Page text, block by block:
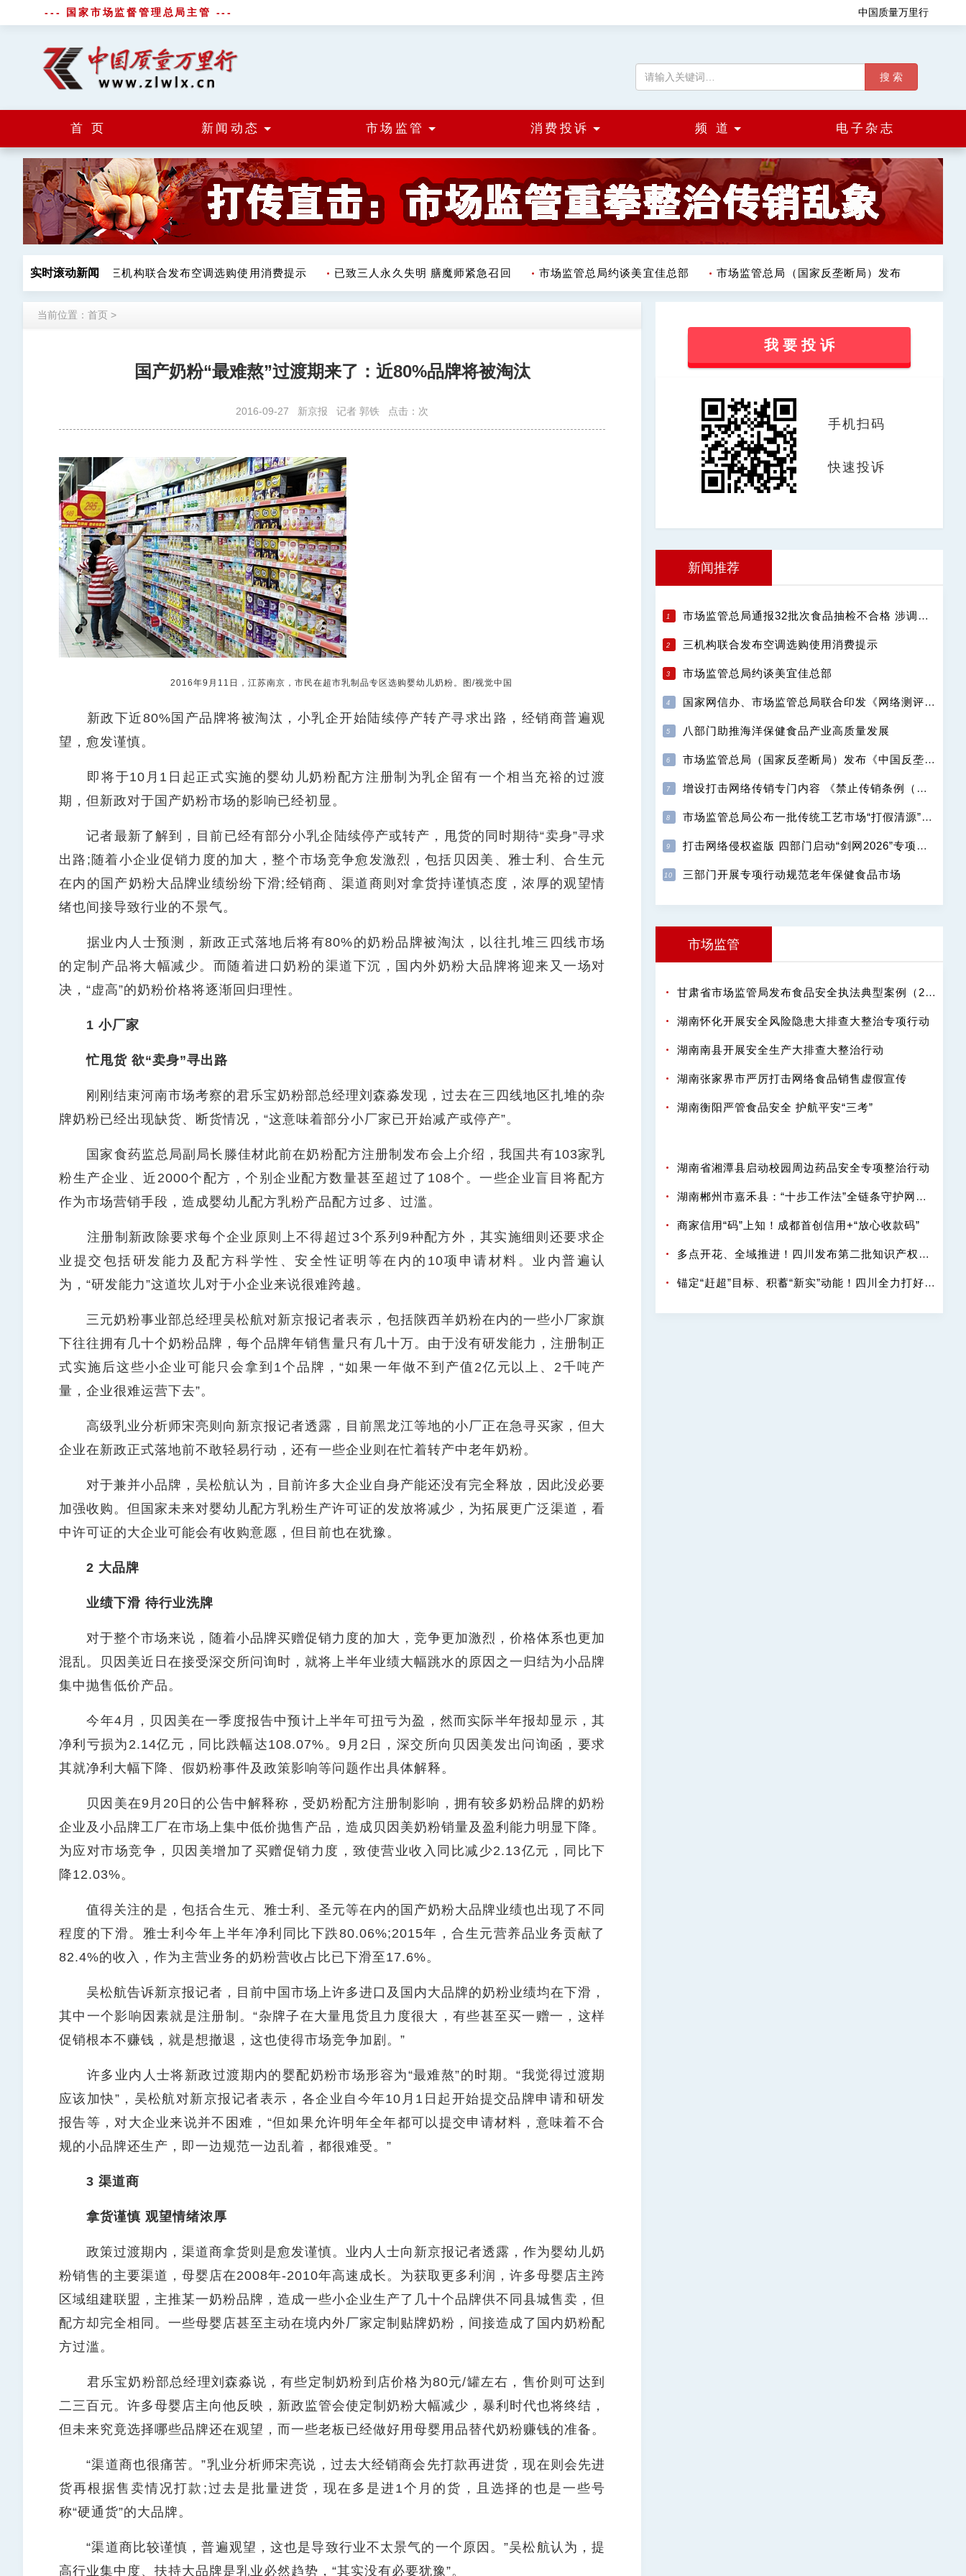
--- 国家市场监督管理总局主管 --- 中国质量万里行
搜 索
首 页 新闻动态 市场监管 消费投诉 频 道 电子杂志
实时滚动新闻
制品等13类 三机构联合发布空调选购使用消费提示 已致三人永久失明 膳魔师紧急召回 市场监管总局约谈美宜佳总部 市场监管总局（国家反垄断局）发布《中国反垄断
当前位置： 首页 >
国产奶粉“最难熬”过渡期来了：近80%品牌将被淘汰
2016-09-27 新京报 记者 郭铁 点击： 次
2016年9月11日，江苏南京，市民在超市乳制品专区选购婴幼儿奶粉。图/视觉中国
新政下近80%国产品牌将被淘汰，小乳企开始陆续停产转产寻求出路，经销商普遍观
望，愈发谨慎。
即将于10月1日起正式实施的婴幼儿奶粉配方注册制为乳企留有一个相当充裕的过渡
期，但新政对于国产奶粉市场的影响已经初显。
记者最新了解到，目前已经有部分小乳企陆续停产或转产，甩货的同时期待“卖身”寻求
出路;随着小企业促销力度的加大，整个市场竞争愈发激烈，包括贝因美、雅士利、合生元
在内的国产奶粉大品牌业绩纷纷下滑;经销商、渠道商则对拿货持谨慎态度，浓厚的观望情
绪也间接导致行业的不景气。
据业内人士预测，新政正式落地后将有80%的奶粉品牌被淘汰，以往扎堆三四线市场
的定制产品将大幅减少。而随着进口奶粉的渠道下沉，国内外奶粉大品牌将迎来又一场对
决，“虚高”的奶粉价格将逐渐回归理性。
1 小厂家
忙甩货 欲“卖身”寻出路
刚刚结束河南市场考察的君乐宝奶粉部总经理刘森淼发现，过去在三四线地区扎堆的杂
牌奶粉已经出现缺货、断货情况，“这意味着部分小厂家已开始减产或停产”。
国家食药监总局副局长滕佳材此前在奶粉配方注册制发布会上介绍，我国共有103家乳
粉生产企业、近2000个配方，个别企业配方数量甚至超过了108个。一些企业盲目将配方
作为市场营销手段，造成婴幼儿配方乳粉产品配方过多、过滥。
注册制新政除要求每个企业原则上不得超过3个系列9种配方外，其实施细则还要求企
业提交包括研发能力及配方科学性、安全性证明等在内的10项申请材料。业内普遍认
为，“研发能力”这道坎儿对于小企业来说很难跨越。
三元奶粉事业部总经理吴松航对新京报记者表示，包括陕西羊奶粉在内的一些小厂家旗
下往往拥有几十个奶粉品牌，每个品牌年销售量只有几十万。由于没有研发能力，注册制正
式实施后这些小企业可能只会拿到1个品牌，“如果一年做不到产值2亿元以上、2千吨产
量，企业很难运营下去”。
高级乳业分析师宋亮则向新京报记者透露，目前黑龙江等地的小厂正在急寻买家，但大
企业在新政正式落地前不敢轻易行动，还有一些企业则在忙着转产中老年奶粉。
对于兼并小品牌，吴松航认为，目前许多大企业自身产能还没有完全释放，因此没必要
加强收购。但国家未来对婴幼儿配方乳粉生产许可证的发放将减少，为拓展更广泛渠道，看
中许可证的大企业可能会有收购意愿，但目前也在犹豫。
2 大品牌
业绩下滑 待行业洗牌
对于整个市场来说，随着小品牌买赠促销力度的加大，竞争更加激烈，价格体系也更加
混乱。贝因美近日在接受深交所问询时，就将上半年业绩大幅跳水的原因之一归结为小品牌
集中抛售低价产品。
今年4月，贝因美在一季度报告中预计上半年可扭亏为盈，然而实际半年报却显示，其
净利亏损为2.14亿元，同比跌幅达108.07%。9月2日，深交所向贝因美发出问询函，要求
其就净利大幅下降、假奶粉事件及政策影响等问题作出具体解释。
贝因美在9月20日的公告中解释称，受奶粉配方注册制影响，拥有较多奶粉品牌的奶粉
企业及小品牌工厂在市场上集中低价抛售产品，造成贝因美奶粉销量及盈利能力明显下降。
为应对市场竞争，贝因美增加了买赠促销力度，致使营业收入同比减少2.13亿元，同比下
降12.03%。
值得关注的是，包括合生元、雅士利、圣元等在内的国产奶粉大品牌业绩也出现了不同
程度的下滑。雅士利今年上半年净利同比下跌80.06%;2015年，合生元营养品业务贡献了
82.4%的收入，作为主营业务的奶粉营收占比已下滑至17.6%。
吴松航告诉新京报记者，目前中国市场上许多进口及国内大品牌的奶粉业绩均在下滑，
其中一个影响因素就是注册制。“杂牌子在大量甩货且力度很大，有些甚至买一赠一，这样
促销根本不赚钱，就是想撤退，这也使得市场竞争加剧。”
许多业内人士将新政过渡期内的婴配奶粉市场形容为“最难熬”的时期。“我觉得过渡期
应该加快”，吴松航对新京报记者表示，各企业自今年10月1日起开始提交品牌申请和研发
报告等，对大企业来说并不困难，“但如果允许明年全年都可以提交申请材料，意味着不合
规的小品牌还生产，即一边规范一边乱着，都很难受。”
3 渠道商
拿货谨慎 观望情绪浓厚
政策过渡期内，渠道商拿货则是愈发谨慎。业内人士向新京报记者透露，作为婴幼儿奶
粉销售的主要渠道，母婴店在2008年-2010年高速成长。为获取更多利润，许多母婴店主跨
区域组建联盟，主推某一奶粉品牌，造成一些小企业生产了几十个品牌供不同县城售卖，但
配方却完全相同。一些母婴店甚至主动在境内外厂家定制贴牌奶粉，间接造成了国内奶粉配
方过滥。
君乐宝奶粉部总经理刘森淼说，有些定制奶粉到店价格为80元/罐左右，售价则可达到
二三百元。许多母婴店主向他反映，新政监管会使定制奶粉大幅减少，暴利时代也将终结，
但未来究竟选择哪些品牌还在观望，而一些老板已经做好用母婴用品替代奶粉赚钱的准备。
“渠道商也很痛苦。”乳业分析师宋亮说，过去大经销商会先打款再进货，现在则会先进
货再根据售卖情况打款;过去是批量进货，现在多是进1个月的货，且选择的也是一些号
称“硬通货”的大品牌。
“渠道商比较谨慎，普遍观望，这也是导致行业不太景气的一个原因。”吴松航认为，提
高行业集中度、扶持大品牌是乳业必然趋势，“其实没有必要犹豫”。
我 要 投 诉
手机扫码
快速投诉
新闻推荐
市场监管总局通报32批次食品抽检不合格 涉调味品饮料肉制品等13类
三机构联合发布空调选购使用消费提示
市场监管总局约谈美宜佳总部
国家网信办、市场监管总局联合印发《网络测评活动规范》
八部门助推海洋保健食品产业高质量发展
市场监管总局（国家反垄断局）发布《中国反垄断执法年度报告（2025）》
增设打击网络传销专门内容 《禁止传销条例（修订征求意见稿）》公开征求意见
市场监管总局公布一批传统工艺市场“打假清源”典型案例
打击网络侵权盗版 四部门启动“剑网2026”专项行动
三部门开展专项行动规范老年保健食品市场
市场监管
甘肃省市场监管局发布食品安全执法典型案例（2025-2026年度）
湖南怀化开展安全风险隐患大排查大整治专项行动
湖南南县开展安全生产大排查大整治行动
湖南张家界市严厉打击网络食品销售虚假宣传
湖南衡阳严管食品安全 护航平安“三考”
湖南省湘潭县启动校园周边药品安全专项整治行动
湖南郴州市嘉禾县：“十步工作法”全链条守护网络餐饮“舌尖安全”
商家信用“码”上知！成都首创信用+“放心收款码”
多点开花、全域推进！四川发布第二批知识产权强省建设典型案例
锚定“赶超”目标、积蓄“新实”动能！四川全力打好知识产权强省“十五五”开局之战